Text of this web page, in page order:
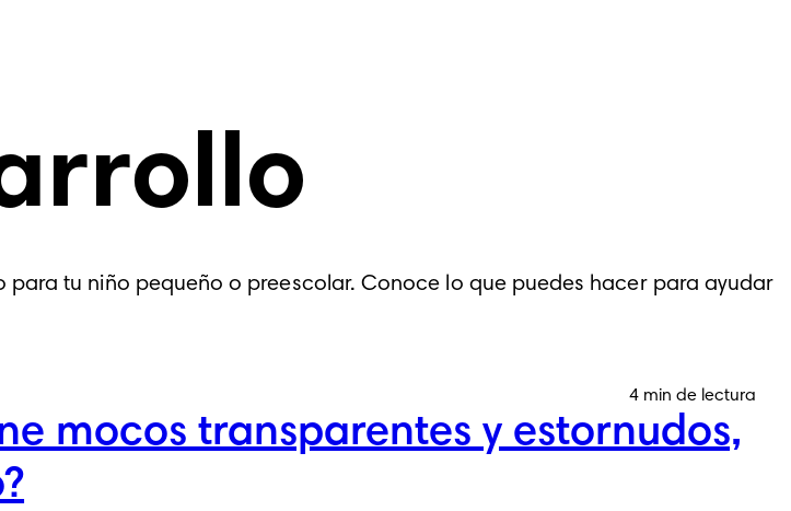
tu niño pequeño o preescolar. Conoce lo que puedes hacer para ayudar
4 min de lectura
mocos transparentes y estornudos,